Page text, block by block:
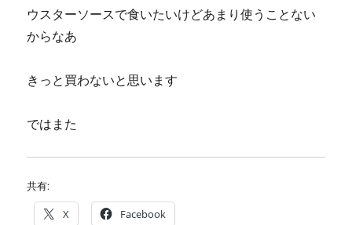
ウスターソースで食いたいけどあまり使うことない
からなあ
きっと買わないと思います
ではまた
共有:
X Facebook